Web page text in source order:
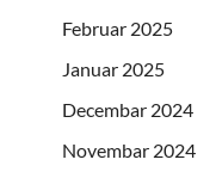
Februar 2025
Januar 2025
Decembar 2024
Novembar 2024